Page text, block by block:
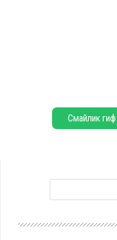
Смайлик гиф